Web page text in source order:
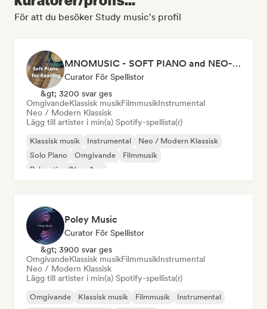
För att du besöker Study music's profil
MNOMUSIC - SOFT PIANO and NEO-CLASSICAL
Curator För Spellistor
&gt; 3200 svar ges
OmgivandeKlassisk musikFilmmusikInstrumental
Neo / Modern Klassisk
Lägg till artister i min(a) Spotify-spellista(r)
Klassisk musik Instrumental
Neo / Modern Klassisk
Solo Piano
Omgivande
Filmmusik
Relaxation/New Age
Poley Music
Curator För Spellistor
&gt; 3900 svar ges
OmgivandeKlassisk musikFilmmusikInstrumental
Neo / Modern Klassisk
Lägg till artister i min(a) Spotify-spellista(r)
Omgivande Klassisk musik Filmmusik
Instrumental